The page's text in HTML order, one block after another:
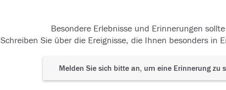
Besondere Erlebnisse und Erinnerungen
Schreiben Sie über die Ereignisse, die Ihnen besonders in
Melden Sie sich bitte an, um eine Erinnerung zu